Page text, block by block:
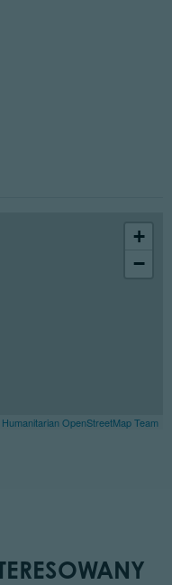
+
−
Humanitarian OpenStreetMap Team